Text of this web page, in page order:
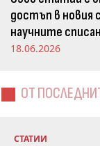
достъп в новия
научните
Издателство
18.06.2026
ОТ
СТАТИИ